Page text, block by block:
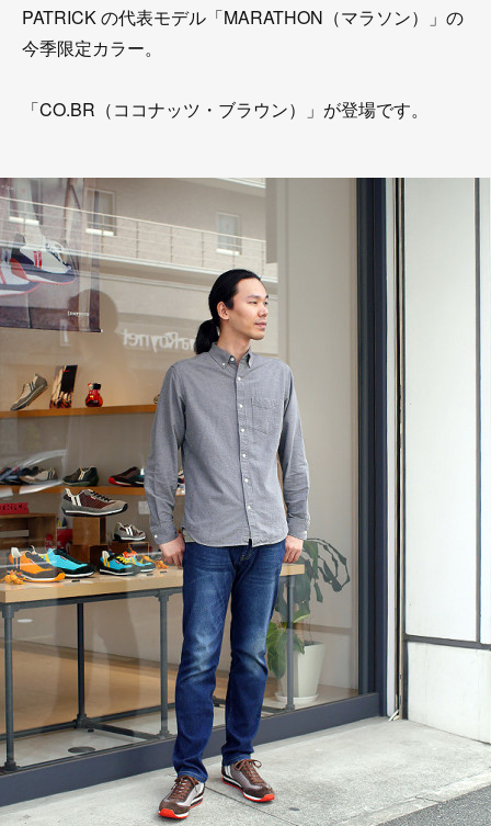
PATRICK の代表モデル「MARATHON（マラソン）」の
今季限定カラー。
「CO.BR（ココナッツ・ブラウン）」が登場です。